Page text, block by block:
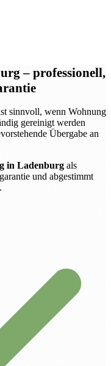
– professionell,
sinnvoll, wenn Wohnung
gereinigt werden
Übergabe an
in Ladenburg als
und abgestimmt